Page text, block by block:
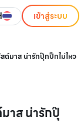
เข้าสู่ระบบ
มาส น่ารักปุ๊กปิ๊กไม่ไหว
าส น่ารักปุ๊